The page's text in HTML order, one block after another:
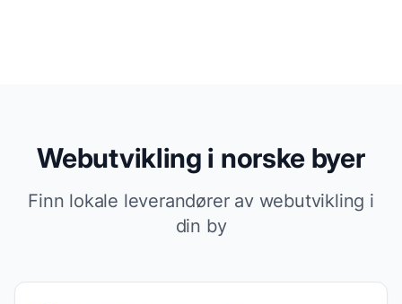
Webutvikling i norske byer
Finn lokale leverandører av webutvikling i
din by